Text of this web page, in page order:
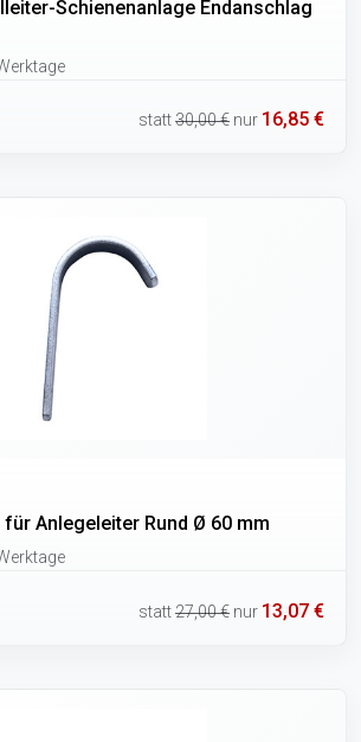
Schienenanlage Endanschlag
statt30,00 € nur 16,85 €
für Anlegeleiter Rund Ø 60 mm
statt27,00 € nur 13,07 €